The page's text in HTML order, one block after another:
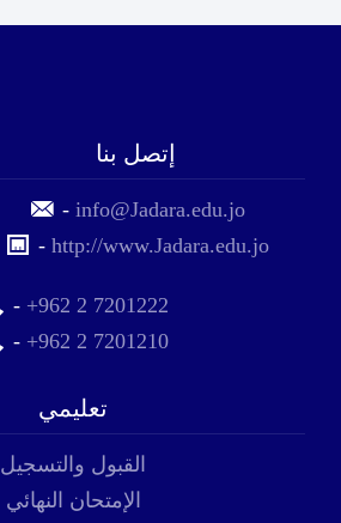
إتصل بنا
-info@Jadara.edu.jo
-http://www.Jadara.edu.jo
- +962 2 7201222
- +962 2 7201210
تعليمي
القبول والتسجيل
الإمتحان النهائي